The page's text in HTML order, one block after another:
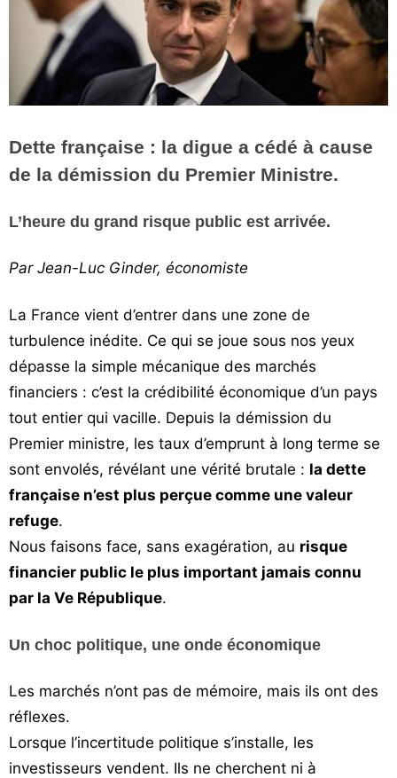
Vos
chroniques
Les
bonnes
Dette française : la digue a cédé à cause
de la démission du Premier Ministre.
L’heure du grand risque public est arrivée.
Par Jean-Luc Ginder, économiste
La France vient d’entrer dans une zone de
turbulence inédite. Ce qui se joue sous nos yeux
dépasse la simple mécanique des marchés
financiers : c’est la crédibilité économique d’un pays
tout entier qui vacille. Depuis la démission du
Premier ministre, les taux d’emprunt à long terme se
sont envolés, révélant une vérité brutale : la dette
française n’est plus perçue comme une valeur
refuge.
Nous faisons face, sans exagération, au risque
financier public le plus important jamais connu
par la Ve République.
Un choc politique, une onde économique
Les marchés n’ont pas de mémoire, mais ils ont des
réflexes.
Lorsque l’incertitude politique s’installe, les
investisseurs vendent. Ils ne cherchent ni à